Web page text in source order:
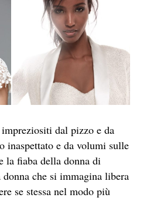
dal pizzo e da
inaspettato e da volumi sulle
la fiaba della donna di
che si immagina libera
se stessa nel modo più